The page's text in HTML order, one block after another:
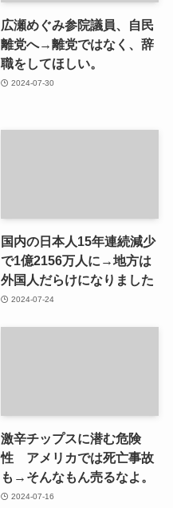
広瀬めぐみ参院議員、自民
離党へ→離党ではなく、辞
職をしてほしい。
2024-07-30
国内の日本人15年連続減少
で1億2156万人に→地方は
外国人だらけになりました
2024-07-24
激辛チップスに潜む危険
性 アメリカでは死亡事故
も→そんなもん売るなよ。
2024-07-16